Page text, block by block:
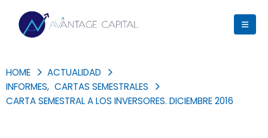
HOME
ACTUALIDAD
INFORMES, CARTAS SEMESTRALES
CARTA SEMESTRAL A LOS INVERSORES. DICIEMBRE 2016